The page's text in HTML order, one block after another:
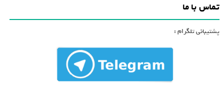
تماس با ما
پشتیبانی تلگرام :